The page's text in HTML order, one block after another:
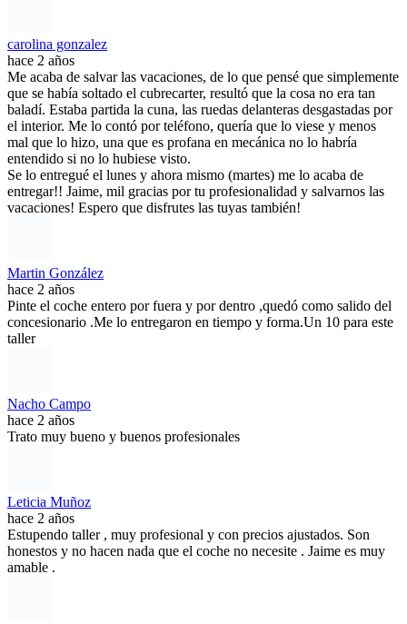
carolina gonzalez
hace 2 años
Me acaba de salvar las vacaciones, de lo que pensé que simplemente
que se había soltado el cubrecarter, resultó que la cosa no era tan
baladí. Estaba partida la cuna, las ruedas delanteras desgastadas por
el interior. Me lo contó por teléfono, quería que lo viese y menos
mal que lo hizo, una que es profana en mecánica no lo habría
entendido si no lo hubiese visto.
Se lo entregué el lunes y ahora mismo (martes) me lo acaba de
entregar!! Jaime, mil gracias por tu profesionalidad y salvarnos las
vacaciones! Espero que disfrutes las tuyas también!
Martin González
hace 2 años
Pinte el coche entero por fuera y por dentro ,quedó como salido del
concesionario .Me lo entregaron en tiempo y forma.Un 10 para este
taller
Nacho Campo
hace 2 años
Trato muy bueno y buenos profesionales
Leticia Muñoz
hace 2 años
Estupendo taller , muy profesional y con precios ajustados. Son
honestos y no hacen nada que el coche no necesite . Jaime es muy
amable .